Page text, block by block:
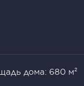
дома: 680 м²